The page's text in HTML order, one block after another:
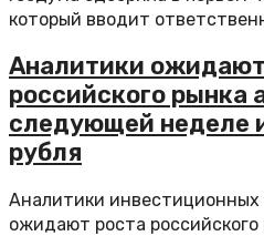
который вводит
Аналитики
российского рынка
следующей неделе
рубля
Аналитики инвестиционных
ожидают роста российского